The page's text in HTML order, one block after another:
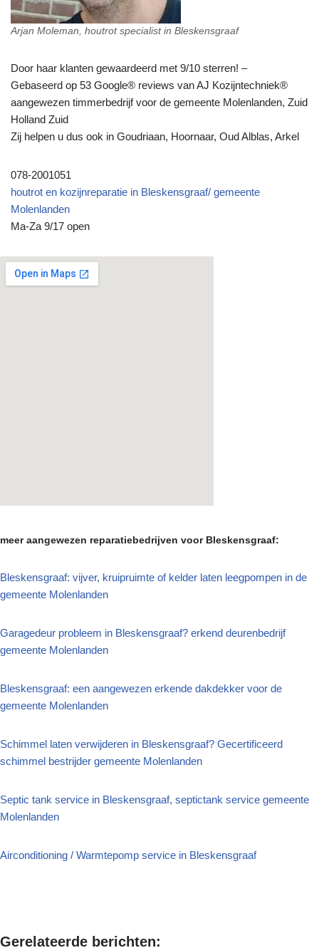
Arjan Moleman, houtrot specialist in Bleskensgraaf
Door haar klanten gewaardeerd met 9/10 sterren! –
Gebaseerd op 53 Google® reviews van AJ Kozijntechniek®
aangewezen timmerbedrijf voor de gemeente Molenlanden, Zuid
Holland Zuid
Zij helpen u dus ook in Goudriaan, Hoornaar, Oud Alblas, Arkel
078-2001051
houtrot en kozijnreparatie in Bleskensgraaf/ gemeente
Molenlanden
Ma-Za 9/17 open
meer aangewezen reparatiebedrijven voor Bleskensgraaf:
Bleskensgraaf: vijver, kruipruimte of kelder laten leegpompen in de
gemeente Molenlanden
Garagedeur probleem in Bleskensgraaf? erkend deurenbedrijf
gemeente Molenlanden
Bleskensgraaf: een aangewezen erkende dakdekker voor de
gemeente Molenlanden
Schimmel laten verwijderen in Bleskensgraaf? Gecertificeerd
schimmel bestrijder gemeente Molenlanden
Septic tank service in Bleskensgraaf, septictank service gemeente
Molenlanden
Airconditioning / Warmtepomp service in Bleskensgraaf
Gerelateerde berichten: